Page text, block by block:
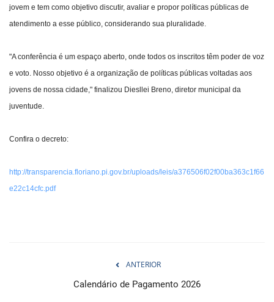
jovem e tem como objetivo discutir, avaliar e propor políticas públicas de
atendimento a esse público, considerando sua pluralidade.
"A conferência é um espaço aberto, onde todos os inscritos têm poder de voz
e voto. Nosso objetivo é a organização de políticas públicas voltadas aos
jovens de nossa cidade," finalizou Diesllei Breno, diretor municipal da
juventude.
Confira o decreto:
http://transparencia.floriano.pi.gov.br/uploads/leis/a376506f02f00ba363c1f66
e22c14cfc.pdf
ANTERIOR
Calendário de Pagamento 2026